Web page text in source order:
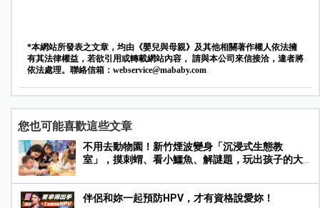
*本網站所發表之文章，均由《嬰兒與母親》及其他相關著作權人依法擁
有其法律權益，若欲引用或轉載網站內容， 請與本公司來信接洽，違者將
依法處理。聯絡信箱： webservice@mababy.com
您也可能喜歡這些文章
不用去動物園！新竹煙波變身「沉浸式生態教
室」，摸刺蝟、看小鱷魚、解謎題，玩出孩子的大
伴侶和妳一起預防HPV，才有資格說愛妳！